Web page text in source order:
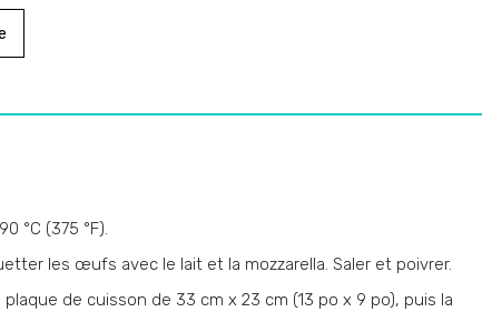
°C (375 °F).
les œufs avec le lait et la mozzarella. Saler et poivrer.
de cuisson de 33 cm x 23 cm (13 po x 9 po), puis la